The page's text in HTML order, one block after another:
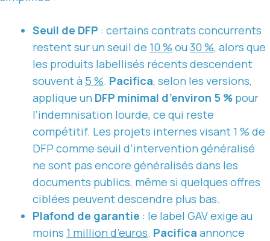
Seuil de DFP : certains contrats concurrents
restent sur un seuil de 10 % ou 30 %, alors que
les produits labellisés récents descendent
souvent à 5 %. Pacifica, selon les versions,
applique un DFP minimal d’environ 5 % pour
l’indemnisation lourde, ce qui reste
compétitif. Les projets internes visant 1 % de
DFP comme seuil d’intervention généralisé
ne sont pas encore généralisés dans les
documents publics, même si quelques offres
ciblées peuvent descendre plus bas.
Plafond de garantie : le label GAV exige au
moins 1 million d’euros. Pacifica annonce